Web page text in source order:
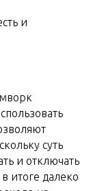
и
суть
и отключать
итоге далеко